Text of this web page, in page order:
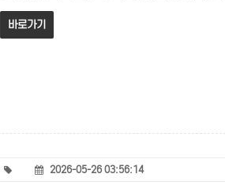
바로가기
2026-05-26 03:56:14